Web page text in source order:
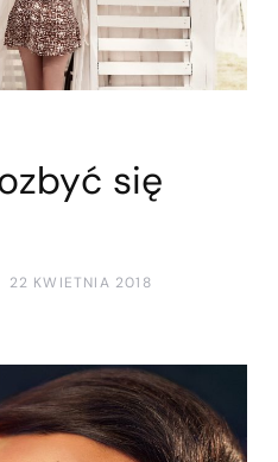
się
22 KWIETNIA 2018